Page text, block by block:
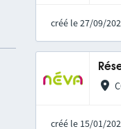
créé le 27/09/
créé le 15/01/